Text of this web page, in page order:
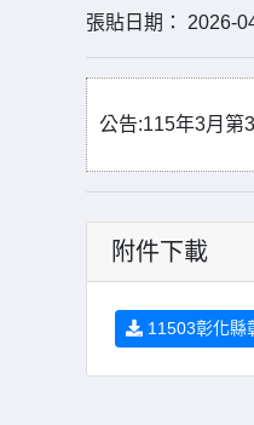
張貼日期： 2026-
公告:115年3月第
附件下載
11503彰化縣